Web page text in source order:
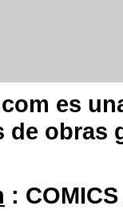
es
de obras
: